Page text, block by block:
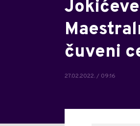
čuveni
27.02.2022. / 09:16